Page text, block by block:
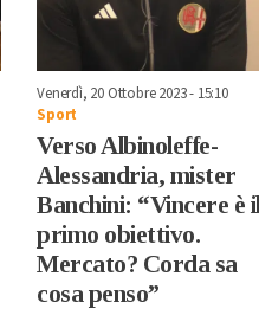
Venerdì, 20 Ottobre 2023 - 15:10
Sport
Verso Albinoleffe-
Alessandria, mister
Banchini: “Vincere è
primo obiettivo.
Mercato? Corda sa
cosa penso”